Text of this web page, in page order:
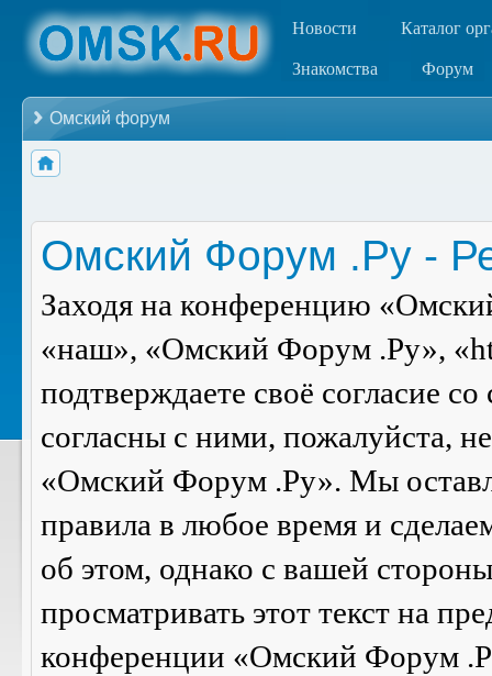
Новости Каталог
Знакомства Форум
Омский форум
Омский Форум .Ру -
Заходя на конференцию
«наш», «Омский Форум .Ру»,
подтверждаете своё согласие
согласны с ними, пожалуйста,
«Омский Форум .Ру». Мы
правила в любое время и
об этом, однако с вашей
просматривать этот текст на
конференции «Омский Форум